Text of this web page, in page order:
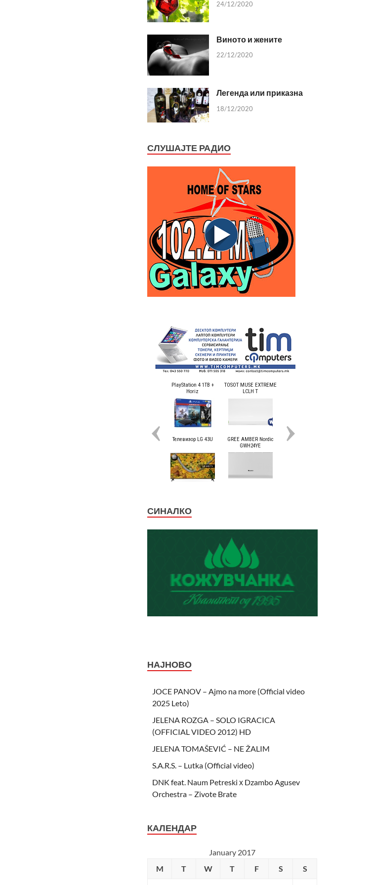
24/12/2020
Виното и жените
22/12/2020
Легенда или приказна
18/12/2020
СЛУШАЈТЕ РАДИО
СИНАЛКО
НАЈНОВО
JOCE PANOV – Ajmo na more (Official video
2025 Leto)
JELENA ROZGA – SOLO IGRACICA
(OFFICIAL VIDEO 2012) HD
JELENA TOMAŠEVIĆ – NE ŽALIM
S.A.R.S. – Lutka (Official video)
DNK feat. Naum Petreski х Dzambo Agusev
Orchestra – Zivote Brate
КАЛЕНДАР
January 2017
M
T W T F S S